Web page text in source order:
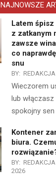
NAJNOWSZE
Latem
z zatkanym
zawsze
co
snu
BY: REDAKCJA
Wieczorem
lub
spokojny
Kontener
biura.
BY: REDAKCJA
2026